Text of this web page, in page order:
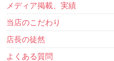
メディア掲載、実績
当店のこだわり
店長の徒然
よくある質問